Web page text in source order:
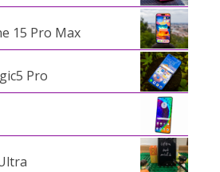
15 Pro Max
Pro